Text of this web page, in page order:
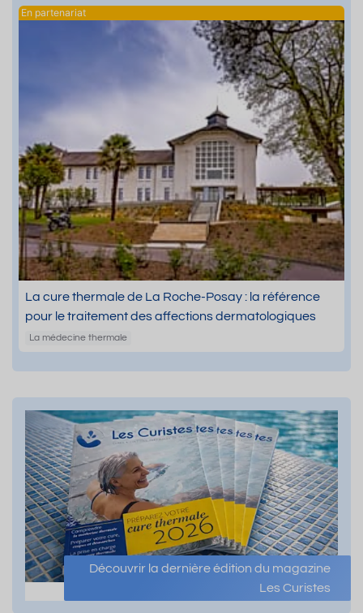
La cure thermale de La Roche-Posay : la référence
pour le traitement des affections dermatologiques
La médecine thermale
Découvrir la dernière édition du magazine
Les Curistes